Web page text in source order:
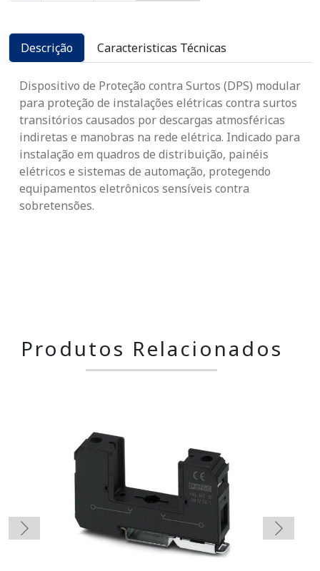
Descrição Caracteristicas Técnicas
Dispositivo de Proteção contra Surtos (DPS) modular
para proteção de instalações elétricas contra surtos
transitórios causados por descargas atmosféricas
indiretas e manobras na rede elétrica. Indicado para
instalação em quadros de distribuição, painéis
elétricos e sistemas de automação, protegendo
equipamentos eletrônicos sensíveis contra
sobretensões.
Produtos Relacionados